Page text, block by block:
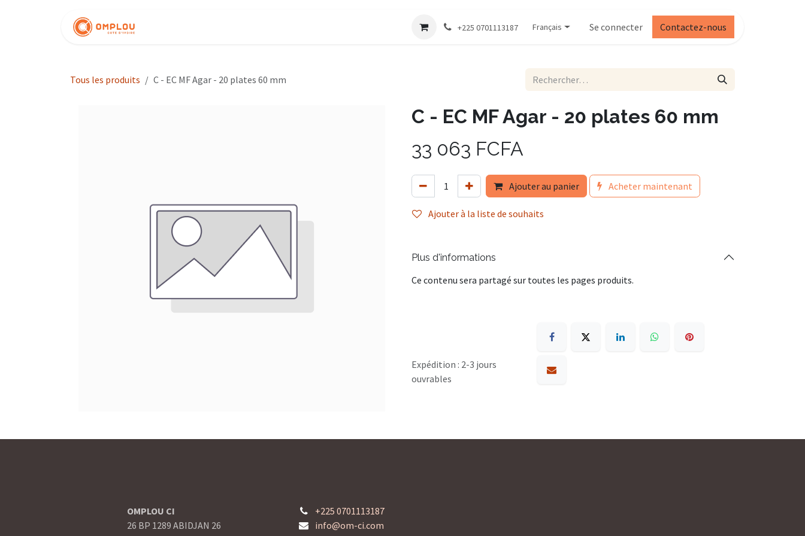
+225 0701113187 Français Se connecter Contactez-nous
Tous les produits C - EC MF Agar - 20 plates 60 mm
C - EC MF Agar - 20 plates 60 mm
33 063 FCFA
Ajouter au panier Acheter maintenant
Ajouter à la liste de souhaits
Plus d'informations
Ce contenu sera partagé sur toutes les pages produits.
Expédition : 2-3 jours
ouvrables
OMPLOU CI
26 BP 1289 ABIDJAN 26
+225 0701113187
info@om-ci.com